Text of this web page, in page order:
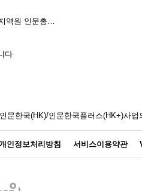
역원 인문총…
다
문한국(HK)/인문한국플러스(HK+)사
인정보처리방침 서비스이용약관